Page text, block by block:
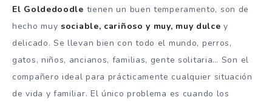
El Goldedoodle tienen un buen temperamento, son de
hecho muy sociable, cariñoso y muy, muy dulce y
delicado. Se llevan bien con todo el mundo, perros,
gatos, niños, ancianos, familias, gente solitaria… Son el
compañero ideal para prácticamente cualquier situación
de vida y familiar. El único problema es cuando los